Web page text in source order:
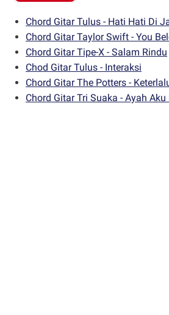
Chord Gitar Tulus - Hati Hati Di
Chord Gitar Taylor Swift - You
Chord Gitar Tipe-X - Salam Rindu
Chod Gitar Tulus - Interaksi
Chord Gitar The Potters -
Chord Gitar Tri Suaka - Ayah Aku